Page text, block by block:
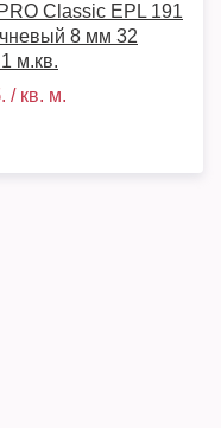
Classic EPL 191
8 мм 32
м.кв.
/ кв. м.